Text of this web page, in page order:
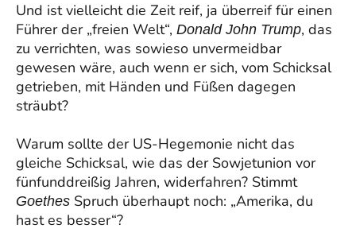
Und ist vielleicht die Zeit reif, ja überreif für einen
Führer der „freien Welt“, Donald John Trump, das
zu verrichten, was sowieso unvermeidbar
gewesen wäre, auch wenn er sich, vom Schicksal
getrieben, mit Händen und Füßen dagegen
sträubt?
Warum sollte der US-Hegemonie nicht das
gleiche Schicksal, wie das der Sowjetunion vor
fünfunddreißig Jahren, widerfahren? Stimmt
Goethes Spruch überhaupt noch: „Amerika, du
hast es besser“?